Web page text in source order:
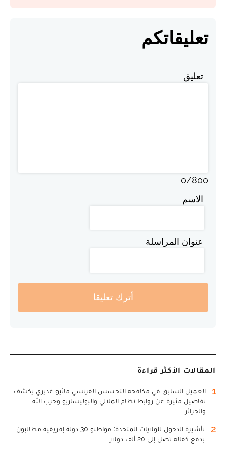
تعليقاتكم
تعليق
0/800
الاسم
عنوان المراسلة
أترك تعليقا
المقالات الأكثر قراءة
1
العميل السابق في مكافحة التجسس الفرنسي ماثيو غديري يكشف
تفاصيل مثيرة عن روابط نظام الملالي والبوليساريو وحزب الله
والجزائر
2
تأشيرة الدخول للولايات المتحدة: مواطنو 30 دولة إفريقية مطالبون
بدفع كفالة تصل إلى 20 ألف دولار